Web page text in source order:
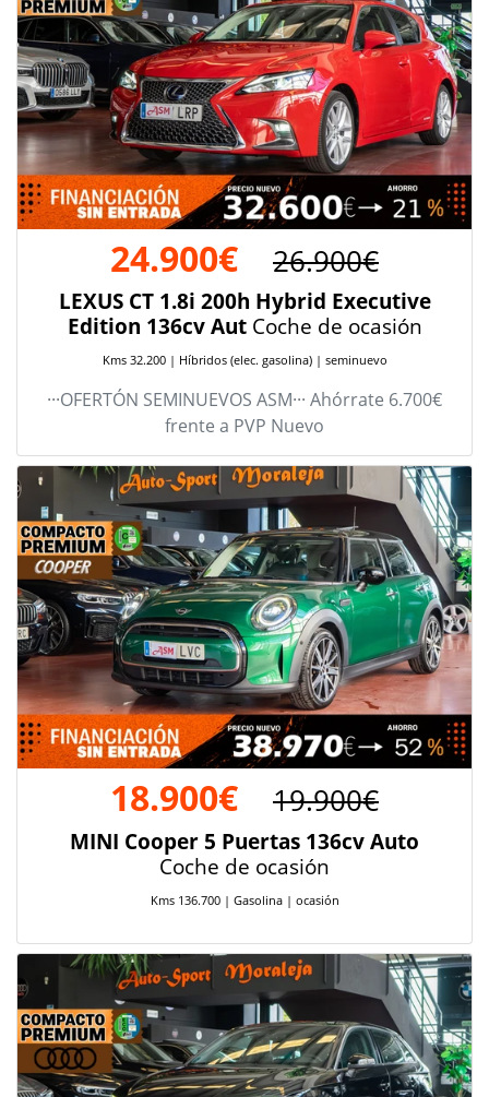
24.900€ 26.900€
LEXUS CT 1.8i 200h Hybrid Executive
Edition 136cv AutCoche de ocasión
Kms 32.200 | Híbridos (elec. gasolina) | seminuevo
···OFERTÓN SEMINUEVOS ASM··· Ahórrate 6.700€
frente a PVP Nuevo
18.900€ 19.900€
MINI Cooper 5 Puertas 136cv Auto
Coche de ocasión
Kms 136.700 | Gasolina | ocasión